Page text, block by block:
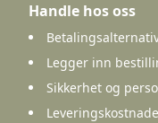
Handle hos oss
Legger inn
Sikkerhet og